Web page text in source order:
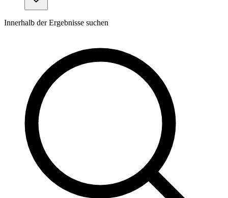
Innerhalb der Ergebnisse suchen